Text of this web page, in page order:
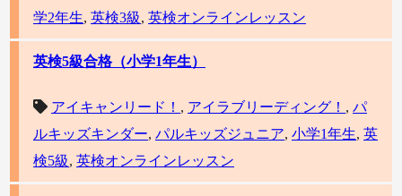
学2年生, 英検3級, 英検オンラインレッスン
英検5級合格（小学1年生）
アイキャンリード！ , アイラブリーディング！ , パ
ルキッズキンダー, パルキッズジュニア, 小学1年生, 英
検5級, 英検オンラインレッスン